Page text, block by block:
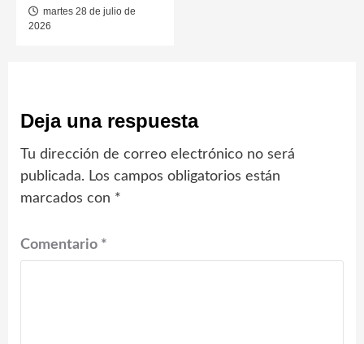
martes 28 de julio de
2026
Deja una respuesta
Tu dirección de correo electrónico no será
publicada. Los campos obligatorios están
marcados con *
Comentario *